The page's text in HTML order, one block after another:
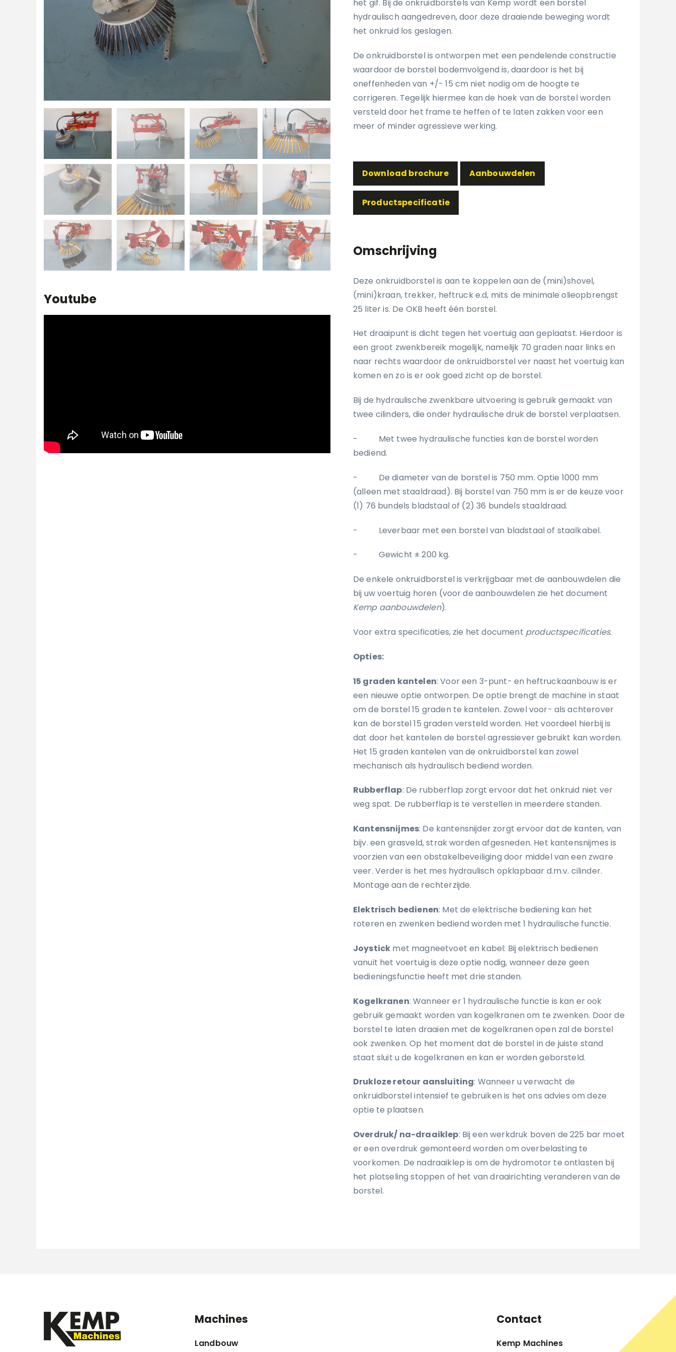
Youtube
het gif. Bij de onkruidborstels van Kemp wordt een borstel
hydraulisch aangedreven, door deze draaiende beweging wordt
het onkruid los geslagen.
De onkruidborstel is ontworpen met een pendelende constructie
waardoor de borstel bodemvolgend is, daardoor is het bij
oneffenheden van +/- 15 cm niet nodig om de hoogte te
corrigeren. Tegelijk hiermee kan de hoek van de borstel worden
versteld door het frame te heffen of te laten zakken voor een
meer of minder agressieve werking.
Download brochure Aanbouwdelen
Productspecificatie
Omschrijving
Deze onkruidborstel is aan te koppelen aan de (mini)shovel,
(mini)kraan, trekker, heftruck e.d, mits de minimale olieopbrengst
25 liter is. De OKB heeft één borstel.
Het draaipunt is dicht tegen het voertuig aan geplaatst. Hierdoor is
een groot zwenkbereik mogelijk, namelijk 70 graden naar links en
naar rechts waardoor de onkruidborstel ver naast het voertuig kan
komen en zo is er ook goed zicht op de borstel.
Bij de hydraulische zwenkbare uitvoering is gebruik gemaakt van
twee cilinders, die onder hydraulische druk de borstel verplaatsen.
- Met twee hydraulische functies kan de borstel worden
bediend.
- De diameter van de borstel is 750 mm. Optie 1000 mm
(alleen met staaldraad). Bij borstel van 750 mm is er de keuze voor
(1) 76 bundels bladstaal of (2) 36 bundels staaldraad.
- Leverbaar met een borstel van bladstaal of staalkabel.
- Gewicht ± 200 kg.
De enkele onkruidborstel is verkrijgbaar met de aanbouwdelen die
bij uw voertuig horen (voor de aanbouwdelen zie het document
Kemp aanbouwdelen).
Voor extra specificaties, zie het document productspecificaties.
Opties:
15 graden kantelen: Voor een 3-punt- en heftruckaanbouw is er
een nieuwe optie ontworpen. De optie brengt de machine in staat
om de borstel 15 graden te kantelen. Zowel voor- als achterover
kan de borstel 15 graden versteld worden. Het voordeel hierbij is
dat door het kantelen de borstel agressiever gebruikt kan worden.
Het 15 graden kantelen van de onkruidborstel kan zowel
mechanisch als hydraulisch bediend worden.
Rubberflap: De rubberflap zorgt ervoor dat het onkruid niet ver
weg spat. De rubberflap is te verstellen in meerdere standen.
Kantensnijmes: De kantensnijder zorgt ervoor dat de kanten, van
bijv. een grasveld, strak worden afgesneden. Het kantensnijmes is
voorzien van een obstakelbeveiliging door middel van een zware
veer. Verder is het mes hydraulisch opklapbaar d.m.v. cilinder.
Montage aan de rechterzijde.
Elektrisch bedienen: Met de elektrische bediening kan het
roteren en zwenken bediend worden met 1 hydraulische functie.
Joystick met magneetvoet en kabel: Bij elektrisch bedienen
vanuit het voertuig is deze optie nodig, wanneer deze geen
bedieningsfunctie heeft met drie standen.
Kogelkranen: Wanneer er 1 hydraulische functie is kan er ook
gebruik gemaakt worden van kogelkranen om te zwenken. Door de
borstel te laten draaien met de kogelkranen open zal de borstel
ook zwenken. Op het moment dat de borstel in de juiste stand
staat sluit u de kogelkranen en kan er worden geborsteld.
Drukloze retour aansluiting: Wanneer u verwacht de
onkruidborstel intensief te gebruiken is het ons advies om deze
optie te plaatsen.
Overdruk/ na-draaiklep: Bij een werkdruk boven de 225 bar moet
er een overdruk gemonteerd worden om overbelasting te
voorkomen. De nadraaiklep is om de hydromotor te ontlasten bij
het plotseling stoppen of het van draairichting veranderen van de
borstel.
Machines
Landbouw
Contact
Kemp Machines